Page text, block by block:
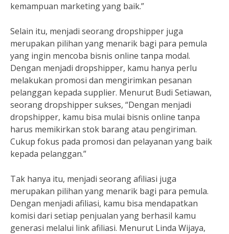
kemampuan marketing yang baik.”
Selain itu, menjadi seorang dropshipper juga
merupakan pilihan yang menarik bagi para pemula
yang ingin mencoba bisnis online tanpa modal.
Dengan menjadi dropshipper, kamu hanya perlu
melakukan promosi dan mengirimkan pesanan
pelanggan kepada supplier. Menurut Budi Setiawan,
seorang dropshipper sukses, “Dengan menjadi
dropshipper, kamu bisa mulai bisnis online tanpa
harus memikirkan stok barang atau pengiriman.
Cukup fokus pada promosi dan pelayanan yang baik
kepada pelanggan.”
Tak hanya itu, menjadi seorang afiliasi juga
merupakan pilihan yang menarik bagi para pemula.
Dengan menjadi afiliasi, kamu bisa mendapatkan
komisi dari setiap penjualan yang berhasil kamu
generasi melalui link afiliasi. Menurut Linda Wijaya,